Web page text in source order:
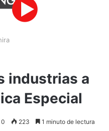
industrias a
Especial
0 223 1 minuto de lectura